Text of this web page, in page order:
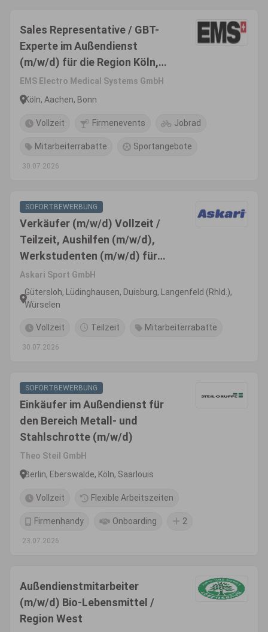
Sales Representative / GBT-
Experte im Außendienst
(m/w/d) für die Region Köln,
Bonn, Aachen -
Produktsegment Dental
EMS Electro Medical Systems GmbH
Köln, Aachen, Bonn
Vollzeit Firmenevents Jobrad
Mitarbeiterrabatte Sportangebote
30.07.2026
SOFORTBEWERBUNG
Verkäufer (m/w/d) Vollzeit /
Teilzeit, Aushilfen (m/w/d),
Werkstudenten (m/w/d) für
Angel- und Jagdbedarf
Askari Sport GmbH
Gütersloh, Lüdinghausen, Duisburg, Langenfeld (Rhld.),
Würselen
Vollzeit Teilzeit Mitarbeiterrabatte
30.07.2026
SOFORTBEWERBUNG
Einkäufer im Außendienst für
den Bereich Metall- und
Stahlschrotte (m/w/d)
Theo Steil GmbH
Berlin, Eberswalde, Köln, Saarlouis
Vollzeit Flexible Arbeitszeiten
Firmenhandy Onboarding 2
23.07.2026
Außendienstmitarbeiter
(m/w/d) Bio-Lebensmittel /
Region West